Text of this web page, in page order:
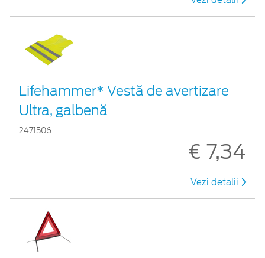
Lifehammer* Vestă de avertizare
Ultra, galbenă
2471506
€ 7,34
Vezi detalii